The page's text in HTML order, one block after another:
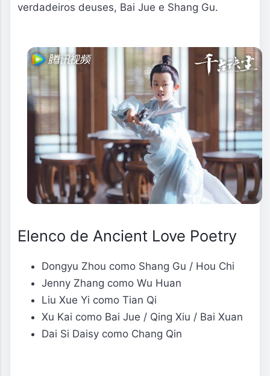
verdadeiros deuses, Bai Jue e Shang Gu.
Elenco de Ancient Love Poetry
Dongyu Zhou como Shang Gu / Hou Chi
Jenny Zhang como Wu Huan
Liu Xue Yi como Tian Qi
Xu Kai como Bai Jue / Qing Xiu / Bai Xuan
Dai Si Daisy como Chang Qin